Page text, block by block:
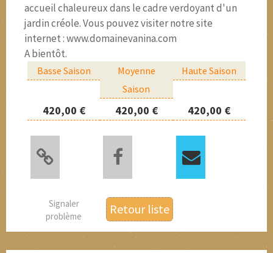
accueil chaleureux dans le cadre verdoyant d'un
jardin créole. Vous pouvez visiter notre site
internet : www.domainevanina.com
A bientôt.
Basse Saison
Moyenne
Saison
Haute Saison
420,00 € 420,00 € 420,00 €
Signaler
problème
Retour liste